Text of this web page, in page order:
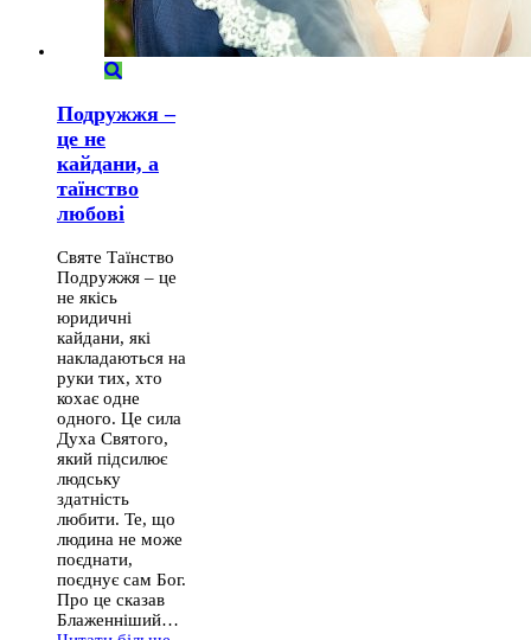
Подружжя –
це не
кайдани, а
таїнство
любові
Святе Таїнство
Подружжя – це
не якісь
юридичні
кайдани, які
накладаються на
руки тих, хто
кохає одне
одного. Це сила
Духа Святого,
який підсилює
людську
здатність
любити. Те, що
людина не може
поєднати,
поєднує сам Бог.
Про це сказав
Блаженніший…